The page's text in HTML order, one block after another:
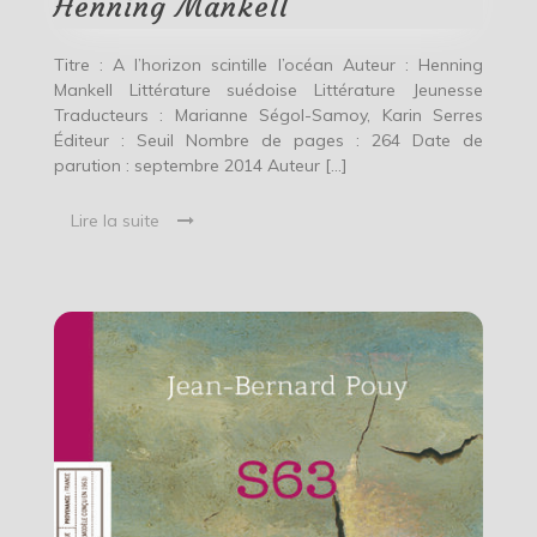
Titre : A l’horizon scintille l’océan Auteur : Henning
Mankell Littérature suédoise Littérature Jeunesse
Traducteurs : Marianne Ségol-Samoy, Karin Serres
Éditeur : Seuil Nombre de pages : 264 Date de
parution : septembre 2014 Auteur […]
Lire la suite